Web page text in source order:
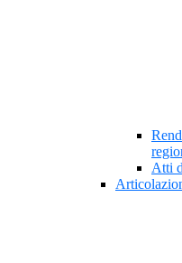
Atti